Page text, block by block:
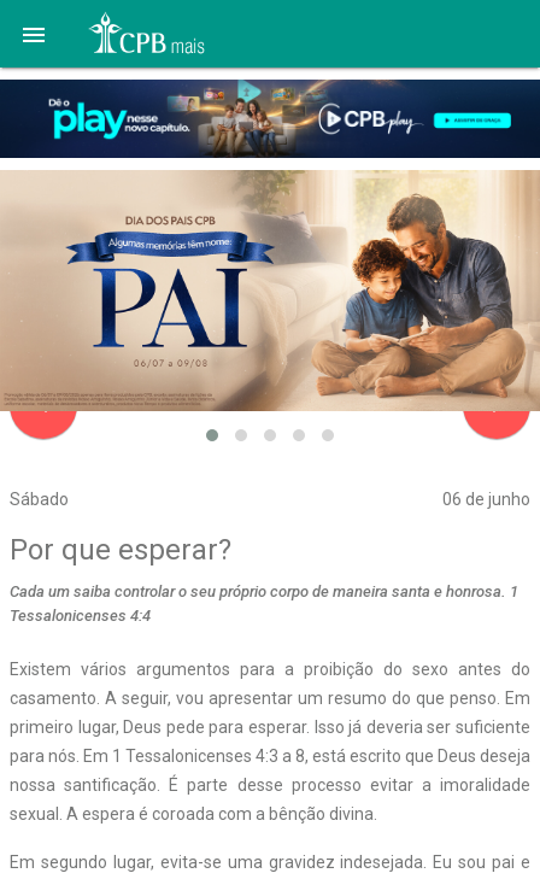

Sábado 06 de junho
navigate_before
Por que esperar?
Cada um saiba controlar o seu próprio corpo de maneira santa e honrosa. 1
Tessalonicenses 4:4
Existem vários argumentos para a proibição do sexo antes do
casamento. A seguir, vou apresentar um resumo do que penso. Em
primeiro lugar, Deus pede para esperar. Isso já deveria ser suficiente
para nós. Em 1 Tessalonicenses 4:3 a 8, está escrito que Deus deseja
nossa santificação. É parte desse processo evitar a imoralidade
sexual. A espera é coroada com a bênção divina.
Em segundo lugar, evita-se uma gravidez indesejada. Eu sou pai e
navigate_next